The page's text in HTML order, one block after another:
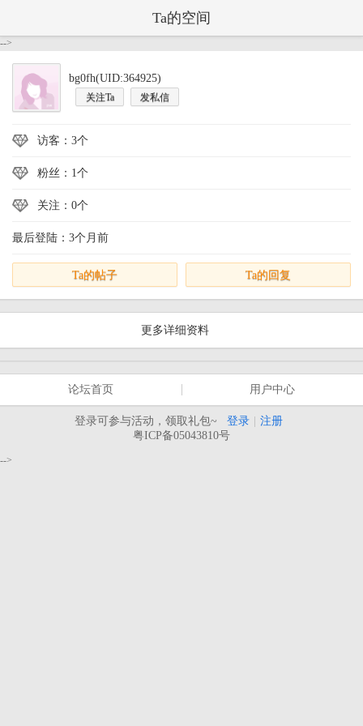
Ta的空间
-->
bg0fh(UID:364925)
关注Ta 发私信
访客：3个
粉丝：1个
关注：0个
最后登陆：3个月前
Ta的帖子 Ta的回复
更多详细资料
论坛首页 用户中心
登录可参与活动，领取礼包~ 登录
注册
粤ICP备05043810号
-->